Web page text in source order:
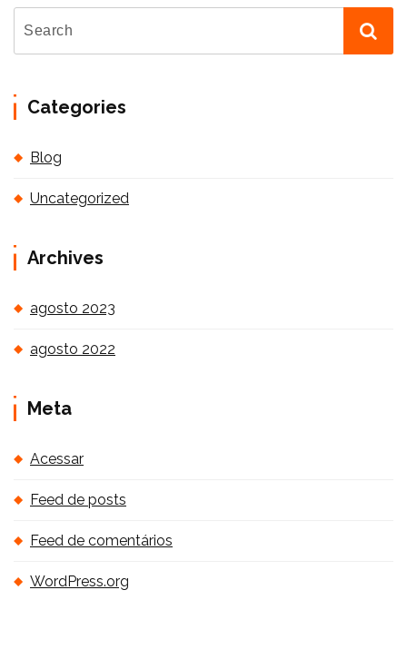
Categories
Blog
Uncategorized
Archives
agosto 2023
agosto 2022
Meta
Acessar
Feed de posts
Feed de comentários
WordPress.org